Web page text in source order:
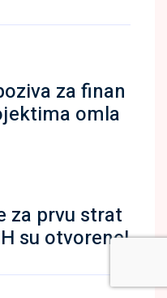
za finan
omla
za prvu strat
su otvorene!